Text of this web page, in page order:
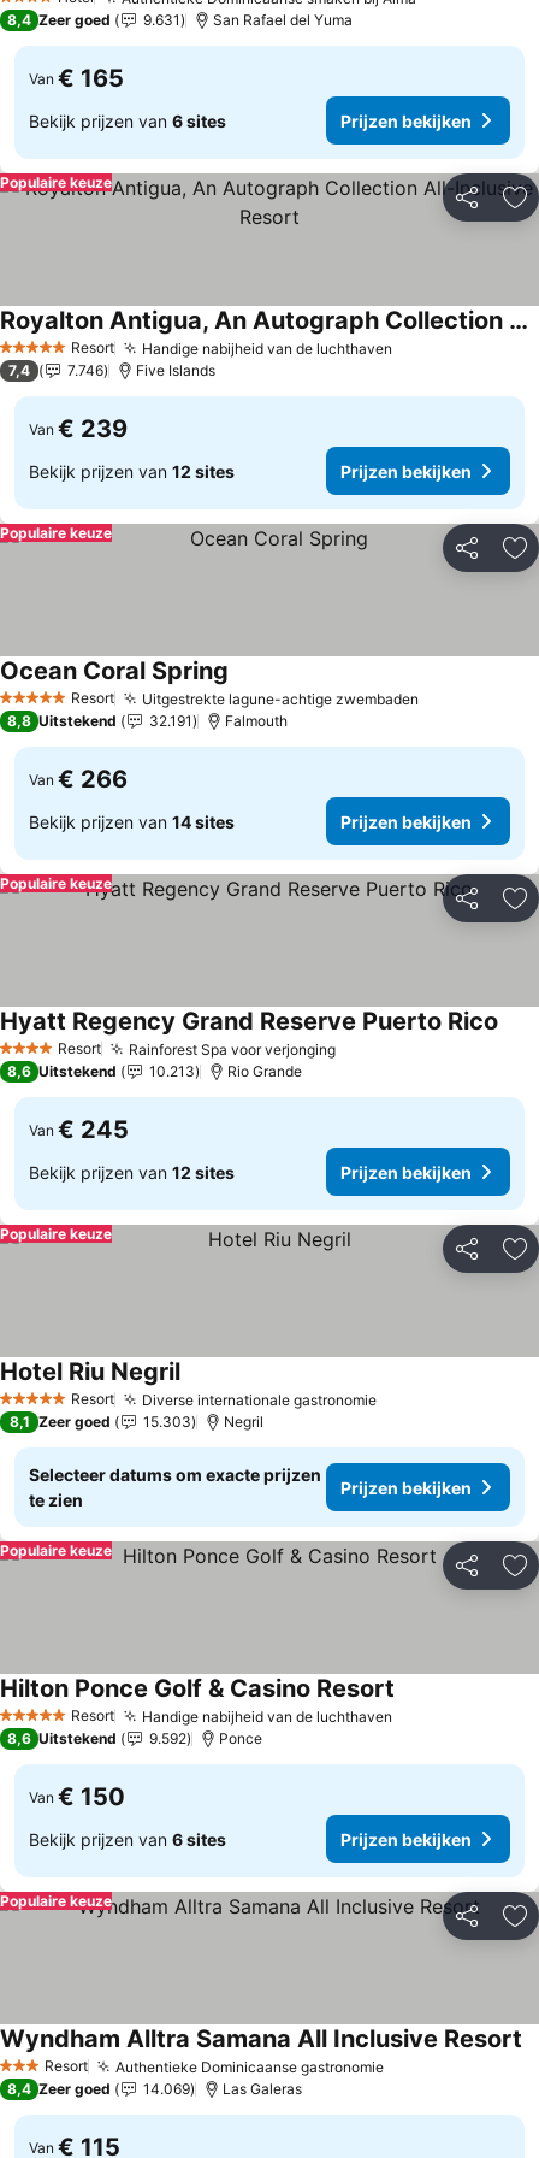
4 Sterren
8,4 Zeer goed 9.631 San Rafael del Yuma
Van € 165
Bekijk prijzen van 6 sites Prijzen bekijken
Delen
Populaire keuze
5 Sterren Resort Handige nabijheid van de luchthaven
Royalton Antigua, An Autograph Collection All-Inclusive Resort
Prijzen bekijken
7,4 7.746 Five Islands
Van € 239
Bekijk prijzen van 12 sites Prijzen bekijken
Delen
Populaire keuze
5 Sterren Resort Uitgestrekte lagune-achtige zwembaden
Ocean Coral Spring
8,8 Uitstekend 32.191 Falmouth
Van € 266
Bekijk prijzen van 14 sites Prijzen bekijken
Delen
Populaire keuze
4 SterrenResort Rainforest Spa voor verjongingPrijzen bekijken
Hyatt Regency Grand Reserve Puerto Rico
8,6 Uitstekend 10.213 Rio Grande
Van € 245
Bekijk prijzen van 12 sites Prijzen bekijken
Delen
Populaire keuze
5 Sterren Resort Diverse internationale gastronomiePrijzen bekijken
Hotel Riu NegrilPrijzen bekijken
8,1 Zeer goed 15.303 Negril
Selecteer datums om exacte prijzen
te zien
Prijzen bekijken
Delen
Populaire keuze
5 Sterren Resort Handige nabijheid van de luchthaven
Hilton Ponce Golf & Casino Resort
8,6 Uitstekend 9.592 Ponce
Van € 150
Bekijk prijzen van 6 sites Prijzen bekijken
Delen
Populaire keuze
3 SterrenResort Authentieke Dominicaanse gastronomiePrijzen bekijken
Wyndham Alltra Samana All Inclusive Resort
8,4 Zeer goed 14.069 Las Galeras
Van € 115